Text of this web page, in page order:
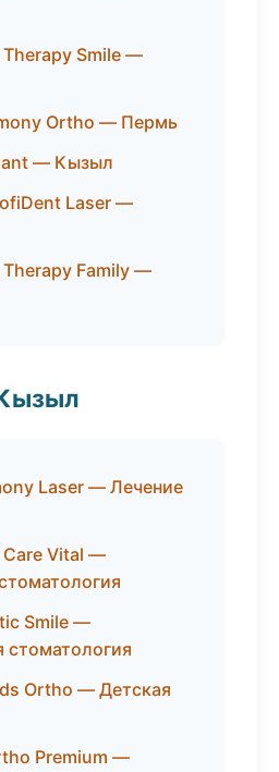
Smile —
Ortho — Пермь
— Кызыл
Laser —
Family —
Laser — Лечение
Care Vital —
Smile —
стоматология
Ortho — Детская
Premium —